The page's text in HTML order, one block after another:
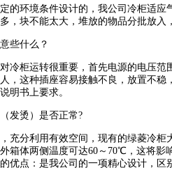
的环境条件设计的，我公司冷柜适
，块不能太大，堆放的物品分批放
些什么？
冷柜运转很重要，首先电源的电压
，这种插座容易接触不良，放置不
明书上要求。
发烫）是否正常?
充分利用有效空间，现有的绿菱冷
箱体两侧温度可达60～70℃，这将影
优点：是我公司的一项精心设计，